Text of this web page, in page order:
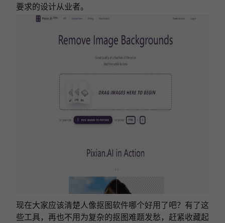
要求的设计从业者。
现在大家应该清楚人像抠图软件哪个好用了吧？有了这
些工具，再也不用为复杂的抠图难题发愁，赶紧收藏起